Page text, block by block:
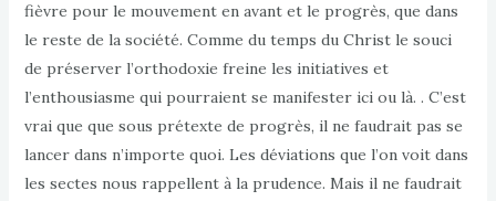
fièvre pour le mouvement en avant et le progrès, que dans
le reste de la société. Comme du temps du Christ le souci
de préserver l’orthodoxie freine les initiatives et
l’enthousiasme qui pourraient se manifester ici ou là. . C’est
vrai que que sous prétexte de progrès, il ne faudrait pas se
lancer dans n’importe quoi. Les déviations que l’on voit dans
les sectes nous rappellent à la prudence. Mais il ne faudrait